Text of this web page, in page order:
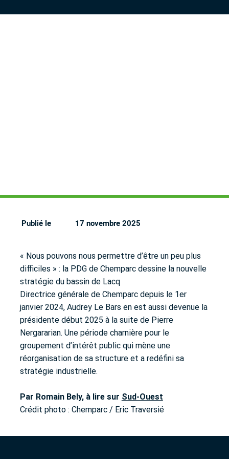
Publié le 17 novembre 2025
« Nous pouvons nous permettre d’être un peu plus
difficiles » : la PDG de Chemparc dessine la nouvelle
stratégie du bassin de Lacq
Directrice générale de Chemparc depuis le 1er
janvier 2024, Audrey Le Bars en est aussi devenue la
présidente début 2025 à la suite de Pierre
Nergararian. Une période charnière pour le
groupement d’intérêt public qui mène une
réorganisation de sa structure et a redéfini sa
stratégie industrielle.
Par Romain Bely, à lire sur Sud-Ouest
Crédit photo : Chemparc / Eric Traversié